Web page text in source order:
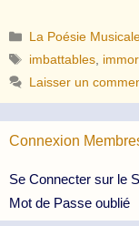
Catégories
La Poésie
Étiquettes
imbattables
Laisser un
Connexion
Se Connecter sur le
Mot de Passe oublié